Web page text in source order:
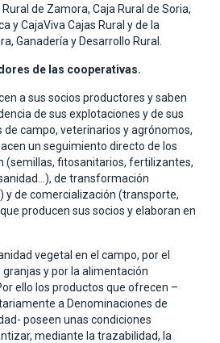
de Zamora, Caja Rural de Soria,
y CajaViva Cajas Rural y de la
Ganadería y Desarrollo Rural.
de las cooperativas.
a sus socios productores y saben
de sus explotaciones y de sus
de campo, veterinarios y agrónomos,
un seguimiento directo de los
(semillas, fitosanitarios, fertilizantes,
de transformación
y de comercialización (transporte,
producen sus socios y elaboran en
vegetal en el campo, por el
y por la alimentación
ello los productos que ofrecen –
a Denominaciones de
poseen unas condiciones
mediante la trazabilidad, la